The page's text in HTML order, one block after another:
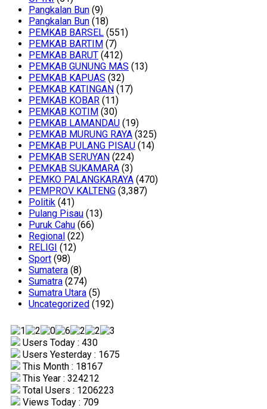
Pangkalan Bun (9)
Pangkalan Bun (18)
PEMKAB BARSEL (551)
PEMKAB BARTIM (7)
PEMKAB BARUT (412)
PEMKAB GUNUNG MAS (13)
PEMKAB KAPUAS (32)
PEMKAB KATINGAN (17)
PEMKAB KOBAR (11)
PEMKAB KOTIM (30)
PEMKAB LAMANDAU (19)
PEMKAB MURUNG RAYA (325)
PEMKAB PULANG PISAU (14)
PEMKAB SERUYAN (224)
PEMKAB SUKAMARA (3)
PEMKO PALANGKARAYA (470)
PEMPROV KALTENG (3,387)
Politik (41)
Pulang Pisau (13)
Puruk Cahu (66)
Regional (22)
RELIGI (12)
Sport (98)
Sumatera (8)
Sumatra (274)
Sumatra Utara (5)
Uncategorized (192)
Users Today : 430
Users Yesterday : 1675
This Month : 18167
This Year : 324212
Total Users : 1206223
Views Today : 709